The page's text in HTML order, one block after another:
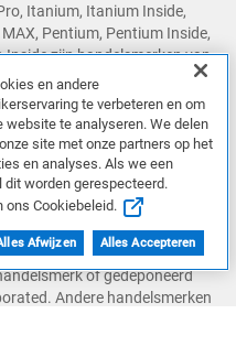
Itanium, Itanium Inside,
Pentium, Pentium Inside,
Inside zijn handelsmerken van
in de VS en/of
logo, en combinaties
Micro Devices, Inc. Het
GeForce RTX Super, GeForce
Battery Boost, Reflex,
SYNC, G-SYNC Ultimate,
GeForce Experience,
zijn handelsmerken en/of
Corporation in de VS en
of gedeponeerd
Andere handelsmerken
en andere
te verbeteren en om
website te analyseren. We delen
site met onze partners op het
en analyses. Als we een
dit worden gerespecteerd.
ons Cookiebeleid.
Afwijzen Alles Accepteren